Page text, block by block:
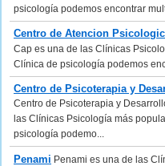
psicología podemos encontrar
Centro de Atencion
Cap es una de las Clínicas
Clínica de psicología podemos
Centro de Psicoterapia y
Centro de Psicoterapia y
las Clínicas Psicología más
psicología podemo...
Penami Penami es una de las